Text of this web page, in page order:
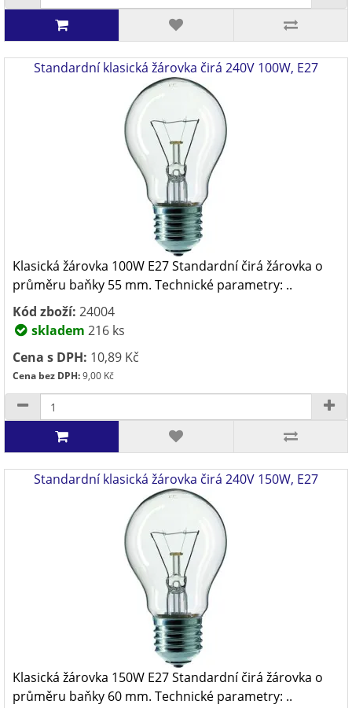
Standardní klasická žárovka čirá 240V 100W, E27
Klasická žárovka 100W E27 Standardní čirá žárovka o
průměru baňky 55 mm. Technické parametry: ..
Kód zboží: 24004
skladem 216 ks
Cena s DPH: 10,89 Kč
Cena bez DPH:9,00 Kč
Standardní klasická žárovka čirá 240V 150W, E27
Klasická žárovka 150W E27 Standardní čirá žárovka o
průměru baňky 60 mm. Technické parametry: ..